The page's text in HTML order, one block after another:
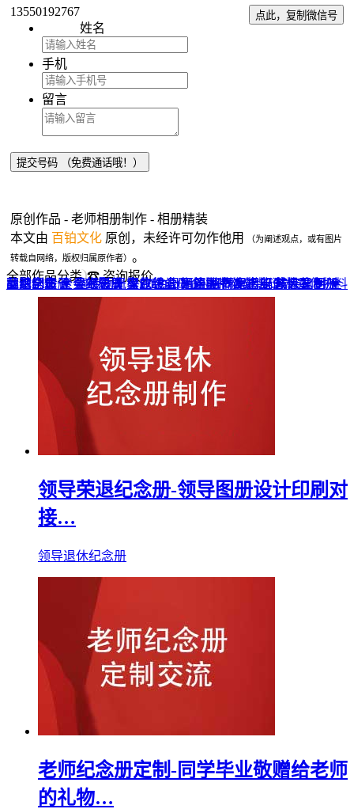
13550192767 点此，复制微信号
姓名
手机
留言
原创作品 - 老师相册制作 - 相册精装
本文由 百铂文化 原创，未经许可勿作他用
（为阐述观点，或有图片
转载自网络，版权归属原作者） 。
全部作品分类 ☎ 咨询报价
品牌全案 ▼ 宣传画册 VI+LOGO 企业刊物 包装设计 宣传物料
网站UI设计 导视设计 餐饮设计 酒店品牌设计 纪念相册 ▼
企业纪念册 聚会纪念册 毕业纪念册 领导/同事相册 成人礼相册
战友纪念册 个人影集 家庭/生日相册 旅行纪念册 精装定制 ▼
菜谱制作 企业邮册 光盘包装盒 高端楼书 家谱族谱 家具画册
领导荣退纪念册-领导图册设计印刷对
接…
领导退休纪念册
老师纪念册定制-同学毕业敬赠给老师
的礼物…